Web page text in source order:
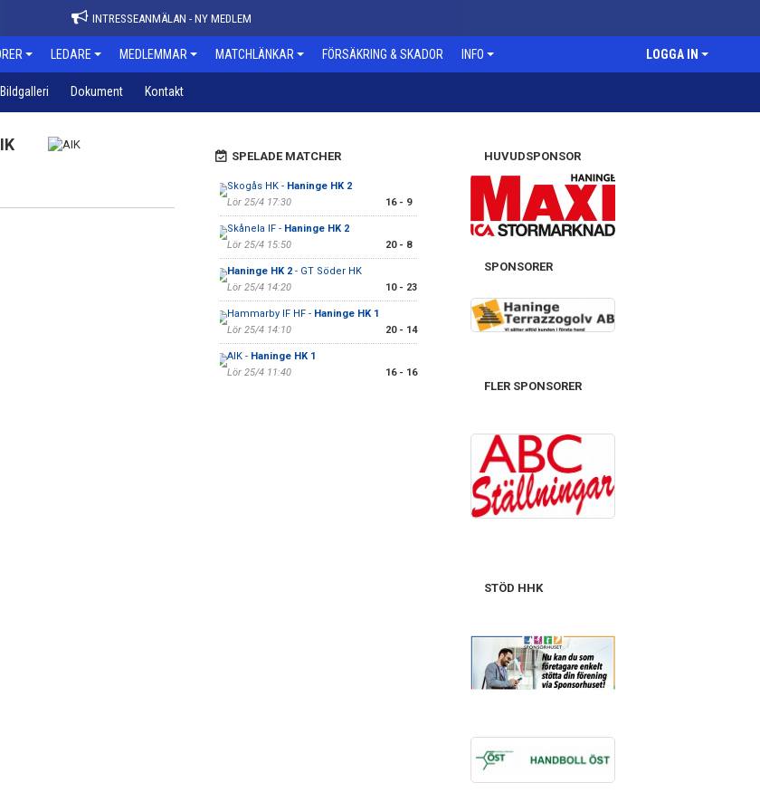
INTRESSEANMÄLAN - NY MEDLEM
LEDARE MEDLEMMAR MATCHLÄNKAR FÖRSÄKRING & SKADOR INFO LOGGA IN
Bildgalleri Dokument Kontakt
SPELADE MATCHER
Skogås HK - Haninge HK 2
Lör 25/4 17:30
16 - 9
Skånela IF - Haninge HK 2
Lör 25/4 15:50
20 - 8
Haninge HK 2- GT Söder HK
Lör 25/4 14:20
10 - 23
Hammarby IF HF - Haninge HK 1
Lör 25/4 14:10
20 - 14
AIK - Haninge HK 1
Lör 25/4 11:40
16 - 16
HUVUDSPONSOR
SPONSORER
FLER SPONSORER
STÖD HHK